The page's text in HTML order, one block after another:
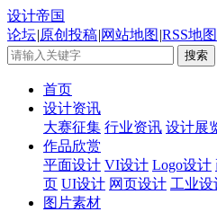
设计帝国
论坛|原创投稿|网站地图 |RSS地图
首页
设计资讯
大赛征集 行业资讯 设计展
作品欣赏
平面设计 VI设计 Logo设计
页 UI设计 网页设计 工业设
图片素材